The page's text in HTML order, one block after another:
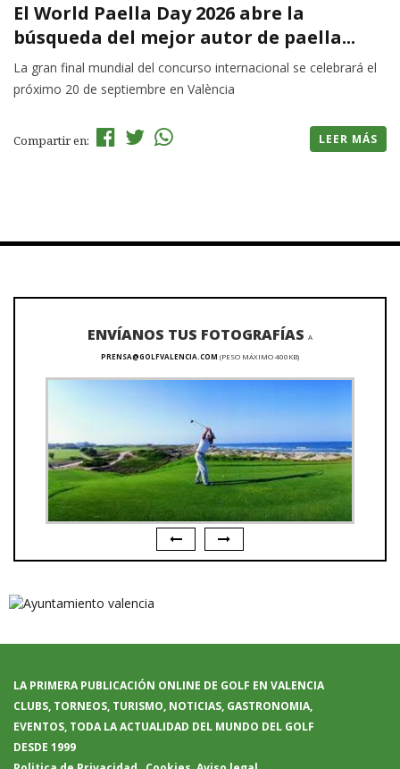
El World Paella Day 2026 abre la
búsqueda del mejor autor de paella...
La gran final mundial del concurso internacional se celebrará el
próximo 20 de septiembre en València
Compartir en: LEER MÁS
ENVÍANOS TUS FOTOGRAFÍAS A
PRENSA@GOLFVALENCIA.COM (PESO MÁXIMO 400KB)
LA PRIMERA PUBLICACIÓN ONLINE DE GOLF EN VALENCIA
CLUBS, TORNEOS, TURISMO, NOTICIAS, GASTRONOMIA,
EVENTOS, TODA LA ACTUALIDAD DEL MUNDO DEL GOLF
DESDE 1999